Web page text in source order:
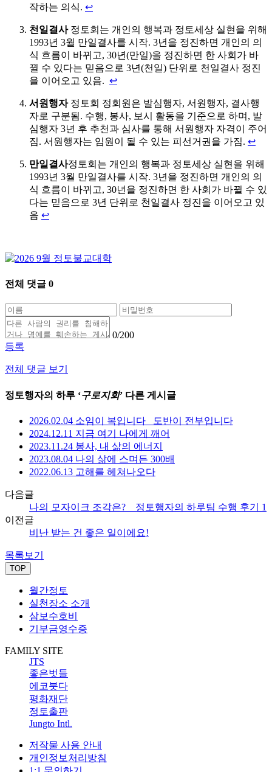
작하는 의식. ↩
천일결사정토회는 개인의 행복과 정토세상 실현을 위해
1993년 3월 만일결사를 시작. 3년을 정진하면 개인의 의
식 흐름이 바뀌고, 30년(만일)을 정진하면 한 사회가 바
뀔 수 있다는 믿음으로 3년(천일) 단위로 천일결사 정진
을 이어오고 있음. ↩
서원행자정토회 정회원은 발심행자, 서원행자, 결사행
자로 구분됨. 수행, 봉사, 보시 활동을 기준으로 하며, 발
심행자 3년 후 추천과 심사를 통해 서원행자 자격이 주어
짐. 서원행자는 임원이 될 수 있는 피선거권을 가짐. ↩
만일결사정토회는 개인의 행복과 정토세상 실현을 위해
1993년 3월 만일결사를 시작. 3년을 정진하면 개인의 의
식 흐름이 바뀌고, 30년을 정진하면 한 사회가 바뀔 수 있
다는 믿음으로 3년 단위로 천일결사 정진을 이어오고 있
음 ↩
전체 댓글 0
0/200
등록
전체 댓글 보기
정토행자의 하루 ‘구로지회’ 다른 게시글
2026.02.04 소임이 복입니다_ 도반이 전부입니다
2024.12.11 지금 여기 나에게 깨어
2023.11.24 봉사, 내 삶의 에너지
2023.08.04 나의 삶에 스며든 300배
2022.06.13 고해를 헤쳐나오다
다음글
나의 모자이크 조각은? _ 정토행자의 하루팀 수행 후기 1
이전글
비난 받는 건 좋은 일이에요!
목록보기
TOP
월간정토
실천장소 소개
삼보수호비
기부금영수증
FAMILY SITE
JTS
좋은벗들
에코붓다
평화재단
정토출판
Jungto Intl.
저작물 사용 안내
개인정보처리방침